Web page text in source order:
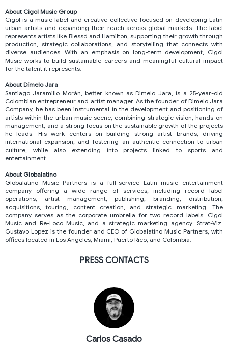
About Cigol Music Group
Cigol is a music label and creative collective focused on developing Latin
urban artists and expanding their reach across global markets. The label
represents artists like Blessd and Hamilton, supporting their growth through
production, strategic collaborations, and storytelling that connects with
diverse audiences. With an emphasis on long-term development, Cigol
Music works to build sustainable careers and meaningful cultural impact
for the talent it represents.
About Dímelo Jara
Santiago Jaramillo Morán, better known as Dimelo Jara, is a 25-year-old
Colombian entrepreneur and artist manager. As the founder of Dimelo Jara
Company, he has been instrumental in the development and positioning of
artists within the urban music scene, combining strategic vision, hands-on
management, and a strong focus on the sustainable growth of the projects
he leads. His work centers on building strong artist brands, driving
international expansion, and fostering an authentic connection to urban
culture, while also extending into projects linked to sports and
entertainment.
About Globalatino
Globalatino Music Partners is a full-service Latin music entertainment
company offering a wide range of services, including record label
operations, artist management, publishing, branding, distribution,
acquisitions, touring, content creation, and strategic marketing. The
company serves as the corporate umbrella for two record labels: Cigol
Music and Re-Loco Music, and a strategic marketing agency: Strat-Viz.
Gustavo Lopez is the founder and CEO of Globalatino Music Partners, with
offices located in Los Angeles, Miami, Puerto Rico, and Colombia.
PRESS CONTACTS
Carlos Casado